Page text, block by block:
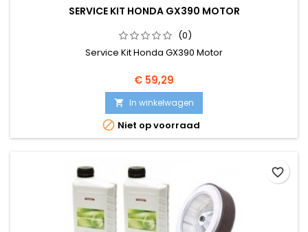
SERVICE KIT HONDA GX390 MOTOR
(0)
Service Kit Honda GX390 Motor
Prijs
€ 59,29
 In winkelwagen
 Niet op voorraad
favorite_border